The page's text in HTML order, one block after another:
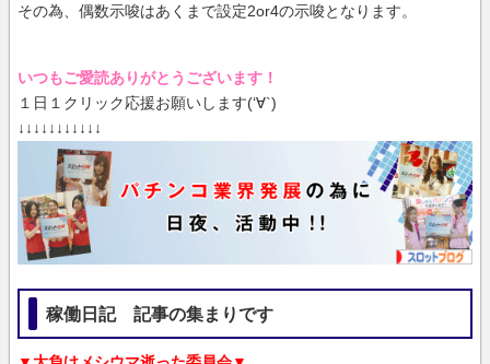
その為、偶数示唆はあくまで設定2or4の示唆となります。
いつもご愛読ありがとうございます！
１日１クリック応援お願いします(‘∀`)
↓↓↓↓↓↓↓↓↓↓↓
稼働日記 記事の集まりです